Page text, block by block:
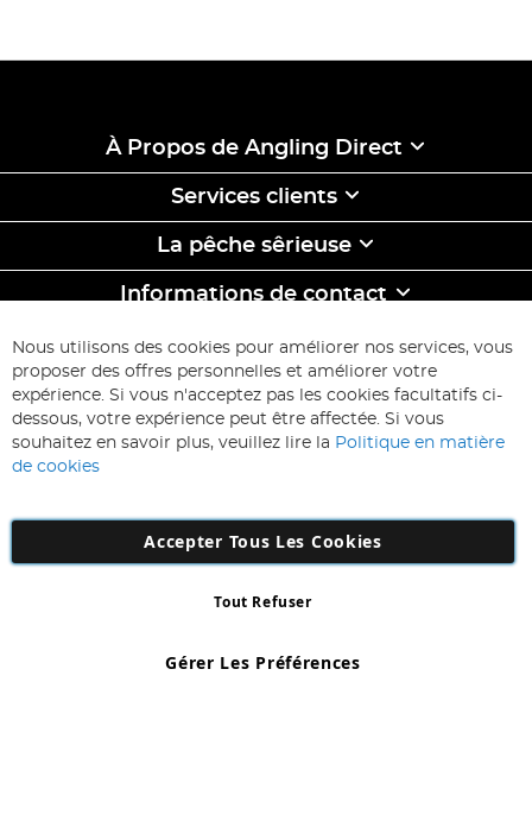
À Propos de Angling Direct
Services clients
La pêche sêrieuse
Informations de contact
ABONNEZ-VOUS & ECONOMISEZ
Inscription
à
d’information
:
Inscription
Number: 863029607
Nous utilisons des cookies pour améliorer nos services, vous
proposer des offres personnelles et améliorer votre
expérience. Si vous n'acceptez pas les cookies facultatifs ci-
dessous, votre expérience peut être affectée. Si vous
souhaitez en savoir plus, veuillez lire la Politique en matière
de cookies
Accepter Tous Les Cookies
Gérer Les Préférences
Tout Refuser